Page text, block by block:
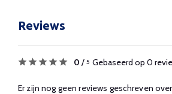
Reviews
0 / 5 Gebaseerd op 0
Er zijn nog geen reviews geschreven